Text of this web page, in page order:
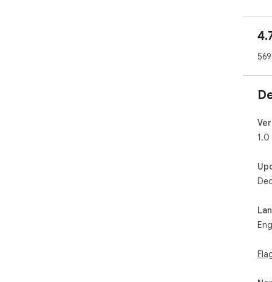
1.0